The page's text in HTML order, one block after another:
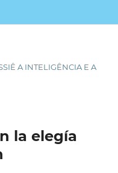
A INTELIGÊNCIA E A
la elegía